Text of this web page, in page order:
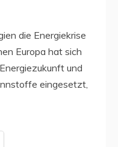
die Energiekrise
Europa hat sich
und
eingesetzt,